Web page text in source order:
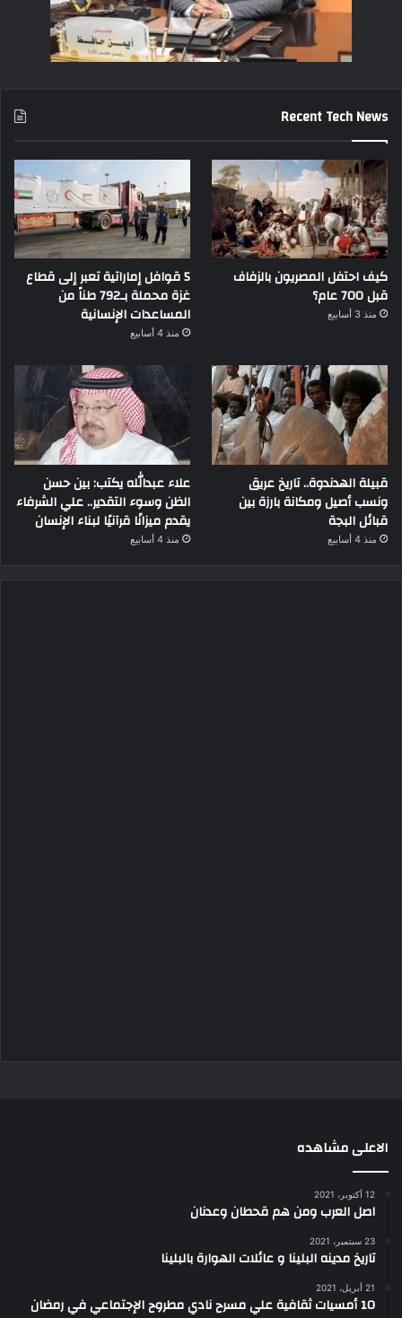
Recent Tech News
كيف احتفل المصريون بالزفاف
قبل 700 عام؟
منذ 3 أسابيع
5 قوافل إماراتية تعبر إلى قطاع
غزة محملة بـ792 طناً من
المساعدات الإنسانية
منذ 4 أسابيع
قبيلة الهدندوة.. تاريخ عريق
ونسب أصيل ومكانة بارزة بين
قبائل البجة
منذ 4 أسابيع
علاء عبدالله يكتب: بين حسن
الظن وسوء التقدير.. علي الشرفاء
يقدم ميزانًا قرآنيًا لبناء الإنسان
منذ 4 أسابيع
الاعلى مشاهده
12 أكتوبر، 2021
اصل العرب ومن هم قحطان وعدنان
23 سبتمبر، 2021
تاريخ مدينه البلينا و عائلات الهوارة بالبلينا
21 أبريل، 2021
10 أمسيات ثقافية علي مسرح نادي مطروح الإجتماعي في رمضان